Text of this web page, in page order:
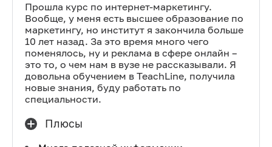
Прошла курс по интернет-маркетингу.
Вообще, у меня есть высшее образование по
маркетингу, но институт я закончила больше
10 лет назад. За это время много чего
поменялось, ну и реклама в сфере онлайн –
это то, о чем нам в вузе не рассказывали. Я
довольна обучением в TeachLine, получила
новые знания, буду работать по
специальности.
Плюсы